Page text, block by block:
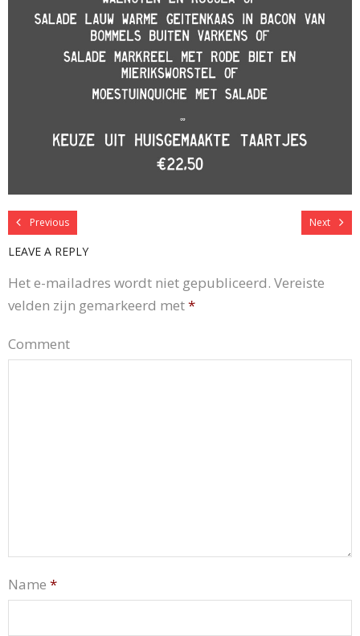
Previous Next
LEAVE A REPLY
Het e-mailadres wordt niet gepubliceerd. Vereiste
velden zijn gemarkeerd met*
Comment
Name *